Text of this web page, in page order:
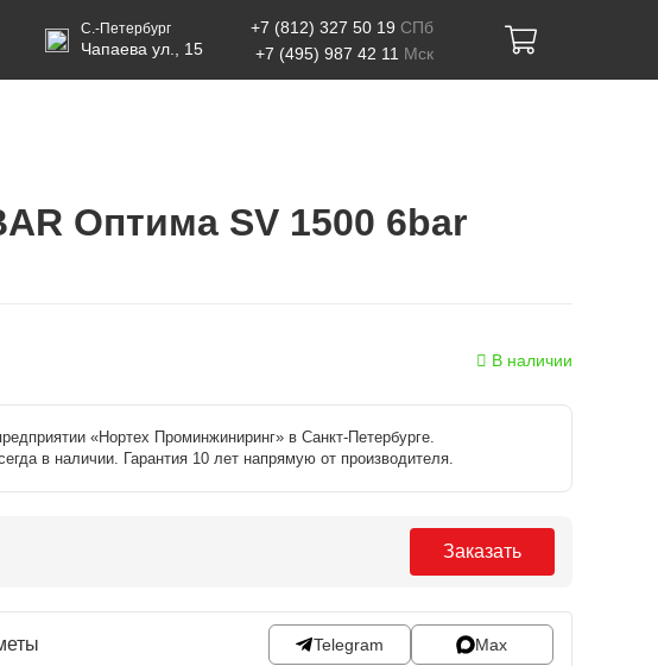
С.-Петербург
Чапаева ул., 15
+7 (812) 327 50 19 СПб
+7 (495) 987 42 11 Мск
Оптима SV 1500 6bar
В наличии
«Нортех Проминжиниринг» в Санкт-Петербурге.
в наличии. Гарантия 10 лет напрямую от производителя.
Заказать
Telegram Max